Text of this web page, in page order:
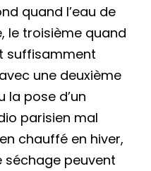
quand l’eau de
le troisième quand
suffisamment
une deuxième
la pose d’un
parisien mal
chauffé en hiver,
peuvent